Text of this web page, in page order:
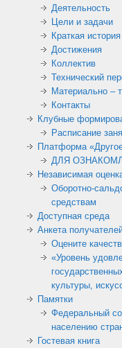
Деятельность
Цели и задачи
Краткая
Достижения
Коллектив
Технический
Материально –
Контакты
Клубные
Расписание
Платформа
ДЛЯ
Независимая
Оборотно-
средствам
Доступная среда
Анкета
Оцените
«Уровень
культуры,
Памятки
Федеральный
населению
Гостевая книга